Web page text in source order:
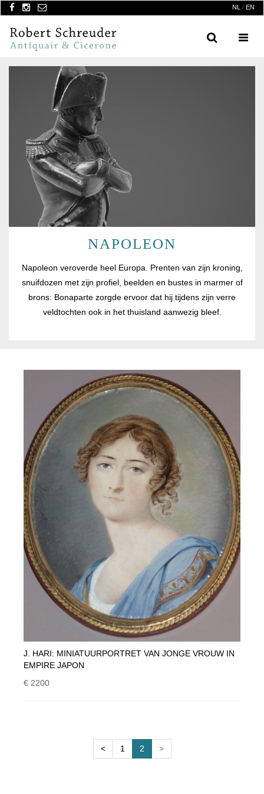
NL / EN
Menu
Search
NAPOLEON
Napoleon veroverde heel Europa. Prenten van zijn kroning,
snuifdozen met zijn profiel, beelden en bustes in marmer of
brons: Bonaparte zorgde ervoor dat hij tijdens zijn verre
veldtochten ook in het thuisland aanwezig bleef.
J. HARI: MINIATUURPORTRET VAN JONGE VROUW IN
EMPIRE JAPON
€ 2200
< 1 2 >